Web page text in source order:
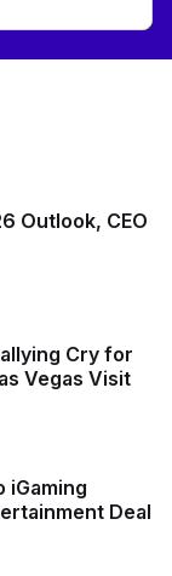
Outlook, CEO
Cry for
Vegas Visit
iGaming
Deal